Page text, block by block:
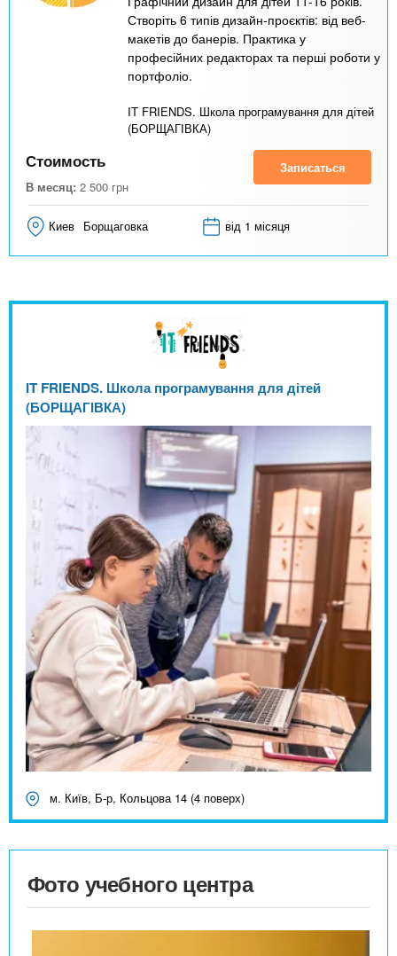
Створіть 6 типів дизайн-проєктів: від веб-
макетів до банерів. Практика у
професійних редакторах та перші роботи у
портфоліо.
IT FRIENDS. Школа програмування для дітей
(БОРЩАГІВКА)
Стоимость
В месяц: 2 500 грн
Записаться
Киев Борщаговка від 1 місяця
IT FRIENDS. Школа програмування для дітей
(БОРЩАГІВКА)
м. Київ, Б-р, Кольцова 14 (4 поверх)
Фото учебного центра